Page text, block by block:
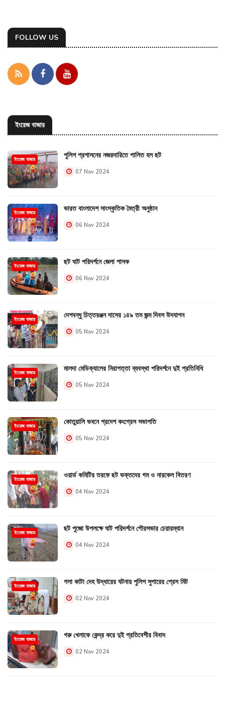
FOLLOW US
ইংরেজ বাজার
ইংরেজ বাজার পুলিশ প্রশাসনের নজরদারিতে পালিত হল ছট
07 Nov 2024
ইংরেজ বাজার ভারত বাংলাদেশ সাংস্কৃতিক মৈত্রী অনুষ্ঠান
06 Nov 2024
ইংরেজ বাজার ছট ঘাট পরিদর্শনে জেলা শাসক
06 Nov 2024
ইংরেজ বাজার দেশবন্ধু চিত্তরঞ্জন দাসের ১৪৯ তম জন্ম দিবস উদযাপন
05 Nov 2024
ইংরেজ বাজার মালদা মেডিক্যালের নিরাপত্তা ব্যবস্থা পরিদর্শনে দুই প্রতিনিধি
05 Nov 2024
ইংরেজ বাজার কোতুয়ালি ভবনে প্রদেশ কংগ্রেস সভাপতি
05 Nov 2024
ইংরেজ বাজার ওয়ার্ড কমিটির তরফে ছট ভক্তদের গম ও নারকেল বিতরণ
04 Nov 2024
ইংরেজ বাজার ছট পুজো উপলক্ষে ঘাট পরিদর্শনে পৌরসভার চেয়ারম্যান
04 Nov 2024
ইংরেজ বাজার গলা কাটা দেহ উদ্ধারের ঘটনায় পুলিশ সুপারের প্রেস মিট
02 Nov 2024
ইংরেজ বাজার গরু খেলাকে কেন্দ্র করে দুই প্রতিবেশীর বিবাদ
02 Nov 2024